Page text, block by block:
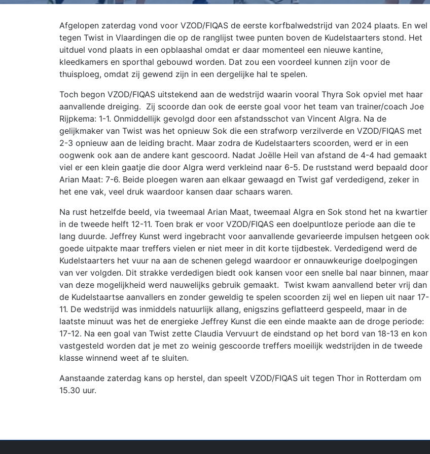
Afgelopen zaterdag vond voor VZOD/FIQAS de eerste korfbalwedstrijd van 2024 plaats. En wel
tegen Twist in Vlaardingen die op de ranglijst twee punten boven de Kudelstaarters stond. Het
uitduel vond plaats in een opblaashal omdat er daar momenteel een nieuwe kantine,
kleedkamers en sporthal gebouwd worden. Dat zou een voordeel kunnen zijn voor de
thuisploeg, omdat zij gewend zijn in een dergelijke hal te spelen.
Toch begon VZOD/FIQAS uitstekend aan de wedstrijd waarin vooral Thyra Sok opviel met haar
aanvallende dreiging. Zij scoorde dan ook de eerste goal voor het team van trainer/coach Joe
Rijpkema: 1-1. Onmiddellijk gevolgd door een afstandsschot van Vincent Algra. Na de
gelijkmaker van Twist was het opnieuw Sok die een strafworp verzilverde en VZOD/FIQAS met
2-3 opnieuw aan de leiding bracht. Maar zodra de Kudelstaarters scoorden, werd er in een
oogwenk ook aan de andere kant gescoord. Nadat Joëlle Heil van afstand de 4-4 had gemaakt
viel er een klein gaatje die door Algra werd verkleind naar 6-5. De ruststand werd bepaald door
Arian Maat: 7-6. Beide ploegen waren aan elkaar gewaagd en Twist gaf verdedigend, zeker in
het ene vak, veel druk waardoor kansen daar schaars waren.
Na rust hetzelfde beeld, via tweemaal Arian Maat, tweemaal Algra en Sok stond het na kwartier
in de tweede helft 12-11. Toen brak er voor VZOD/FIQAS een doelpuntloze periode aan die te
lang duurde. Jeffrey Kunst werd ingebracht voor aanvallende gevarieerde impulsen hetgeen ook
goede uitpakte maar treffers vielen er niet meer in dit korte tijdbestek. Verdedigend werd de
Kudelstaarters het vuur na aan de schenen gelegd waardoor er onnauwkeurige doelpogingen
van ver volgden. Dit strakke verdedigen biedt ook kansen voor een snelle bal naar binnen, maar
van deze mogelijkheid werd nauwelijks gebruik gemaakt. Twist kwam aanvallend beter vrij dan
de Kudelstaartse aanvallers en zonder geweldig te spelen scoorden zij wel en liepen uit naar 17-
11. De wedstrijd was inmiddels natuurlijk allang, enigszins geflatteerd gespeeld, maar in de
laatste minuut was het de energieke Jeffrey Kunst die een einde maakte aan de droge periode:
17-12. Na een goal van Twist zette Claudia Vervuurt de eindstand op het bord van 18-13 en kon
vastgesteld worden dat je met zo weinig gescoorde treffers moeilijk wedstrijden in de tweede
klasse winnend weet af te sluiten.
Aanstaande zaterdag kans op herstel, dan speelt VZOD/FIQAS uit tegen Thor in Rotterdam om
15.30 uur.